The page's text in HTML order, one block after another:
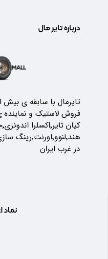
درباره تایر مال
تایرمال با سابقه ی
فروش لاستیک و
در غرب ایران
نماد